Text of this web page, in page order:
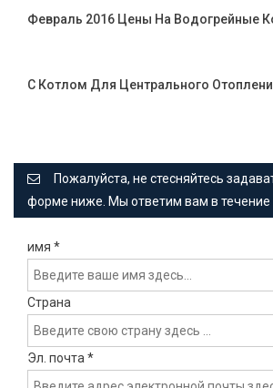
Февраль 2016 Цены На Водогрейные
С Котлом Для Центрального
Пожалуйста, не стесняйтесь
форме ниже. Мы ответим вам в течение
имя *
Страна
Эл. почта *